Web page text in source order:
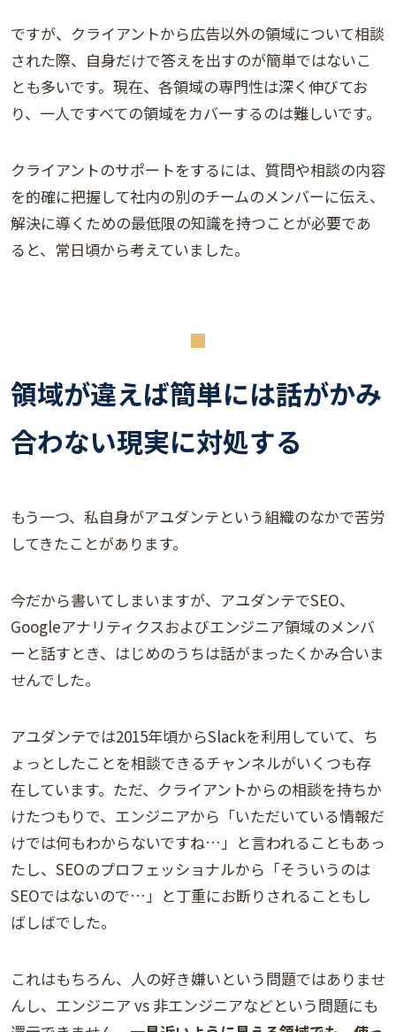
ですが、クライアントから広告以外の領域について相談
された際、自身だけで答えを出すのが簡単ではないこ
とも多いです。現在、各領域の専門性は深く伸びてお
り、一人ですべての領域をカバーするのは難しいです。
クライアントのサポートをするには、質問や相談の内容
を的確に把握して社内の別のチームのメンバーに伝え、
解決に導くための最低限の知識を持つことが必要であ
ると、常日頃から考えていました。
領域が違えば簡単には話がかみ
合わない現実に対処する
もう一つ、私自身がアユダンテという組織のなかで苦労
してきたことがあります。
今だから書いてしまいますが、アユダンテでSEO、
Googleアナリティクスおよびエンジニア領域のメンバ
ーと話すとき、はじめのうちは話がまったくかみ合いま
せんでした。
アユダンテでは2015年頃からSlackを利用していて、ち
ょっとしたことを相談できるチャンネルがいくつも存
在しています。ただ、クライアントからの相談を持ちか
けたつもりで、エンジニアから「いただいている情報だ
けでは何もわからないですね…」と言われることもあっ
たし、SEOのプロフェッショナルから「そういうのは
SEOではないので…」と丁重にお断りされることもし
ばしばでした。
これはもちろん、人の好き嫌いという問題ではありませ
んし、エンジニア vs 非エンジニアなどという問題にも